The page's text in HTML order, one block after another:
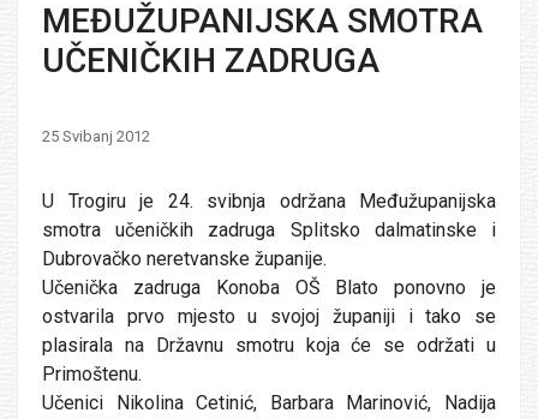
MEĐUŽUPANIJSKA SMOTRA
UČENIČKIH ZADRUGA
25 Svibanj 2012
U Trogiru je 24. svibnja održana Međužupanijska
smotra učeničkih zadruga Splitsko dalmatinske i
Dubrovačko neretvanske županije.
Učenička zadruga Konoba OŠ Blato ponovno je
ostvarila prvo mjesto u svojoj županiji i tako se
plasirala na Državnu smotru koja će se održati u
Primoštenu.
Učenici Nikolina Cetinić, Barbara Marinović, Nadija